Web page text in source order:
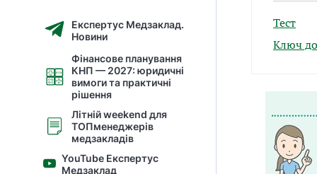
Експертус Медзаклад.
Новини
Фінансове планування
КНП — 2027: юридичні
вимоги та практичні
рішення
Літній weekend для
ТОПменеджерів
медзакладів
YouTube Експертус
Медзаклад
Тест
Ключ